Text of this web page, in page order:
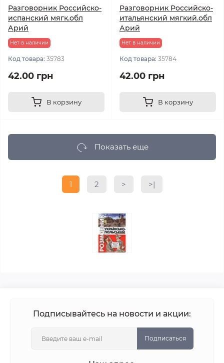
Разговорник Российско-
испанский мягк.обл
Арий
Нет в наличии
Код товара: 35783
42.00 грн
В корзину
Разговорник Российско-
итальянский мягкий.обл
Арий
Нет в наличии
Код товара: 35784
42.00 грн
В корзину
Показать еще
1 2 > >|
Подписывайтесь на новости и акции:
Подписаться